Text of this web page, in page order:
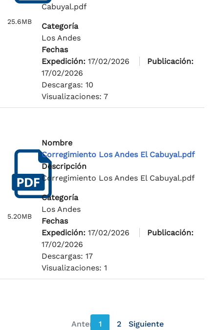
25.6MB
Cabuyal.pdf
Categoría
Los Andes
Fechas
Expedición: 17/02/2026
Publicación:
17/02/2026
Descargas: 10
Visualizaciones: 7
5.20MB
Nombre
Corregimiento Los Andes El Cabuyal.pdf
Descripción
Corregimiento Los Andes El Cabuyal.pdf
Categoría
Los Andes
Fechas
Expedición: 17/02/2026
Publicación:
17/02/2026
Descargas: 17
Visualizaciones: 1
Anterior
1 2 Siguiente